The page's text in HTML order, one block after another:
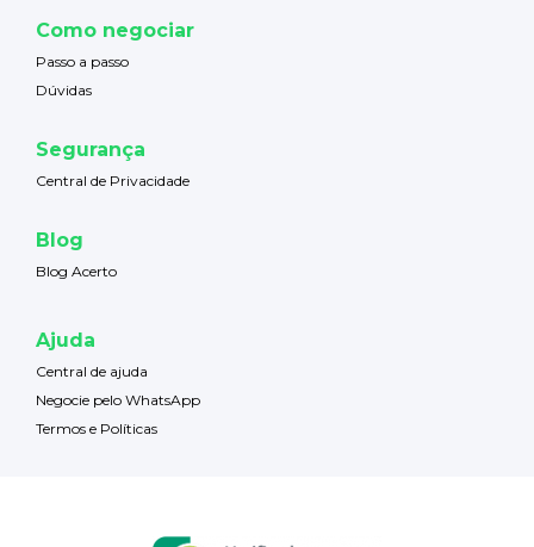
Como negociar
Passo a passo
Dúvidas
Segurança
Central de Privacidade
Blog
Blog Acerto
Ajuda
Central de ajuda
Negocie pelo WhatsApp
Termos e Políticas